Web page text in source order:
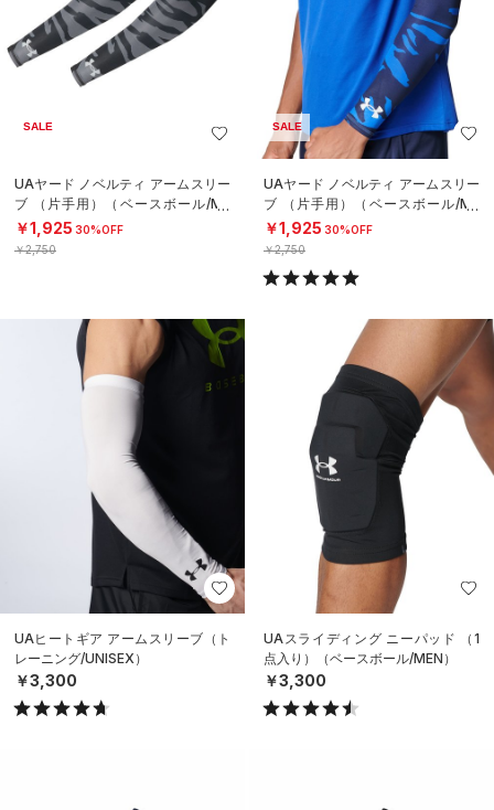
SALE
UAヤード ノベルティ アームスリー
ブ （片手用）（ベースボール/ME
N）
￥1,925 30%OFF
￥2,750
SALE
UAヤード ノベルティ アームスリー
ブ （片手用）（ベースボール/ME
N）
￥1,925 30%OFF
￥2,750
UAヒートギア アームスリーブ（ト
レーニング/UNISEX）
￥3,300
UAスライディング ニーパッド （1
点入り）（ベースボール/MEN）
￥3,300